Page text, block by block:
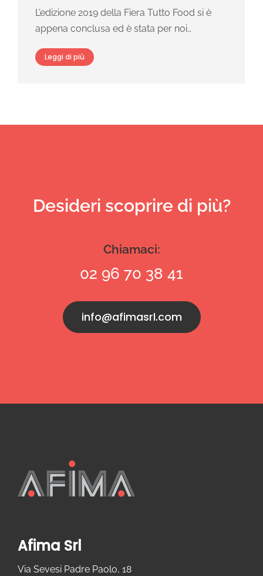
L’edizione 2019 della Fiera Tutto Food si è
appena conclusa ed è stata per noi…
Leggi di più
Desideri scoprire di più?
Chiamaci:
02 96 70 38 41
info@afimasrl.com
Afima Srl
Via Sevesi Padre Paolo, 18